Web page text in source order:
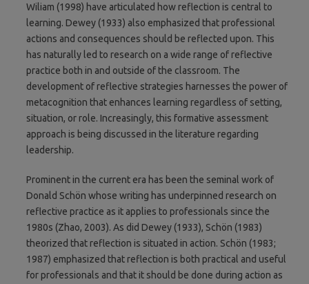
Wiliam (1998) have articulated how reflection is central to
learning. Dewey (1933) also emphasized that professional
actions and consequences should be reflected upon. This
has naturally led to research on a wide range of reflective
practice both in and outside of the classroom. The
development of reflective strategies harnesses the power of
metacognition that enhances learning regardless of setting,
situation, or role. Increasingly, this formative assessment
approach is being discussed in the literature regarding
leadership.
Prominent in the current era has been the seminal work of
Donald Schön whose writing has underpinned research on
reflective practice as it applies to professionals since the
1980s (Zhao, 2003). As did Dewey (1933), Schön (1983)
theorized that reflection is situated in action. Schön (1983;
1987) emphasized that reflection is both practical and useful
for professionals and that it should be done during action as